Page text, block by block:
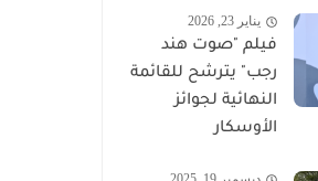
يناير 23, 2026
فيلم "صوت هند
رجب" يترشح للقائمة
النهائية لجوائز
الأوسكار